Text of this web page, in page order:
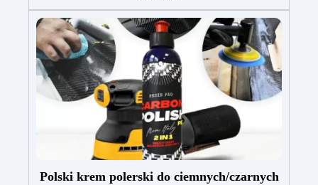
polerowanie powierzchni z żywicy.
Stopniowe
kroki: Zacznij od niższych gradacji, aby usunąć
niedoskonałości, a zakończ na gradacji 4000,
uzyskując wysokiej jakości błyszczące
wykończenie.
Wykończenie satynowe lub
błyszczące: Aby uzyskać wykończenie
błyszczące, nałóż pastę EpoxyPolish; dla
wykończenia satynowego, dokładnie spłucz i
użyj Olio Cera Dura Satinata Osmo.
Szerokie
pokrycie: Zestaw pokrywa około 2 m²
powierzchni z żywicy, idealny do projektów DIY
lub profesjonalnych.
Polski krem ​​polerski do ciemnych/czarnych